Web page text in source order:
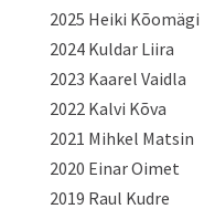
2025 Heiki Kõomägi
2024 Kuldar Liira
2023 Kaarel Vaidla
2022 Kalvi Kõva
2021 Mihkel Matsin
2020 Einar Oimet
2019 Raul Kudre